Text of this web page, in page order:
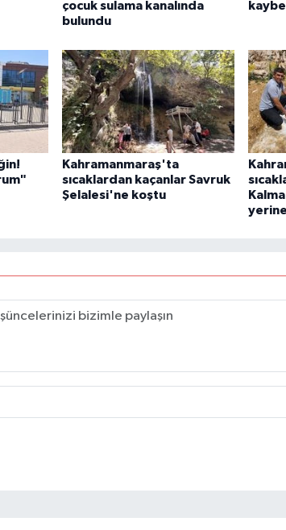
çocuk sulama kanalında
bulundu
Kahramanmaraş'ta
sıcaklardan kaçanlar Savruk
Şelalesi'ne koştu